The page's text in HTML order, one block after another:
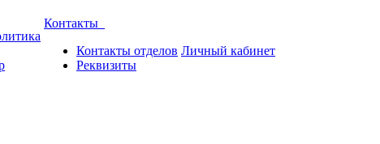
Контакты
Контакты отделов
Реквизиты
Личный кабинет